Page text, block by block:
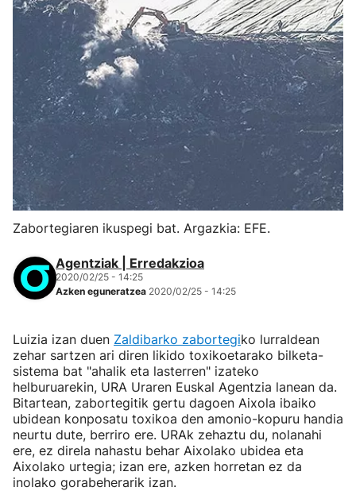
Zabortegiaren ikuspegi bat. Argazkia: EFE.
Agentziak | Erredakzioa
2020/02/25 - 14:25
Azken eguneratzea 2020/02/25 - 14:25
Luizia izan duen Zaldibarko zabortegiko lurraldean
zehar sartzen ari diren likido toxikoetarako bilketa-
sistema bat "ahalik eta lasterren" izateko
helburuarekin, URA Uraren Euskal Agentzia lanean da.
Bitartean, zabortegitik gertu dagoen Aixola ibaiko
ubidean konposatu toxikoa den amonio-kopuru handia
neurtu dute, berriro ere. URAk zehaztu du, nolanahi
ere, ez direla nahastu behar Aixolako ubidea eta
Aixolako urtegia; izan ere, azken horretan ez da
inolako gorabeherarik izan.